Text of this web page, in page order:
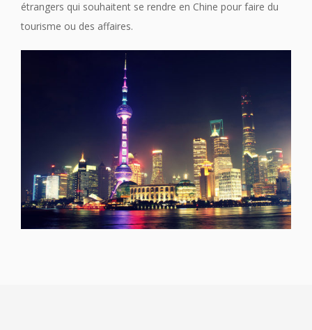
étrangers qui souhaitent se rendre en Chine pour faire du
tourisme ou des affaires.